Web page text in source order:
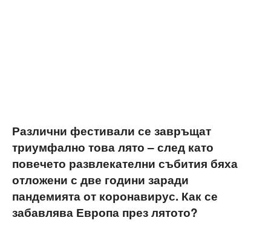
Различни фестивали се завръщат
триумфално това лято – след като
повечето развлекателни събития бяха
отложени с две години заради
пандемията от коронавирус. Как се
забавлява Европа през лятото?